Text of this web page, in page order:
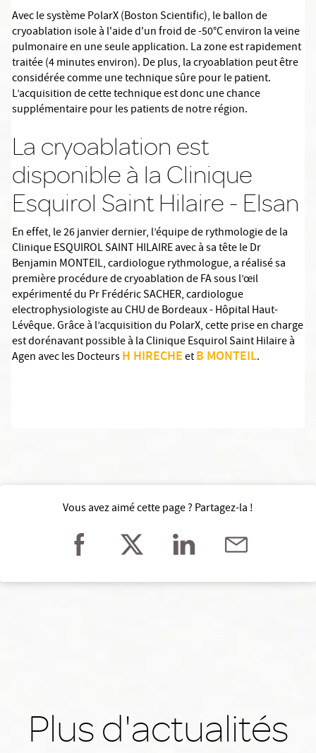
Avec le système PolarX (Boston Scientific), le ballon de
cryoablation isole à l'aide d'un froid de -50°C environ la veine
pulmonaire en une seule application. La zone est rapidement
traitée (4 minutes environ). De plus, la cryoablation peut être
considérée comme une technique sûre pour le patient.
L’acquisition de cette technique est donc une chance
supplémentaire pour les patients de notre région.
La cryoablation est
disponible à la Clinique
Esquirol Saint Hilaire - Elsan
En effet, le 26 janvier dernier, l’équipe de rythmologie de la
Clinique ESQUIROL SAINT HILAIRE avec à sa tête le Dr
Benjamin MONTEIL, cardiologue rythmologue, a réalisé sa
première procédure de cryoablation de FA sous l’œil
expérimenté du Pr Frédéric SACHER, cardiologue
electrophysiologiste au CHU de Bordeaux - Hôpital Haut-
Lévêque. Grâce à l’acquisition du PolarX, cette prise en charge
est dorénavant possible à la Clinique Esquirol Saint Hilaire à
Agen avec les DocteursH HIRECHEetB MONTEIL.
Vous avez aimé cette page ? Partagez-la !
Plus d'actualités